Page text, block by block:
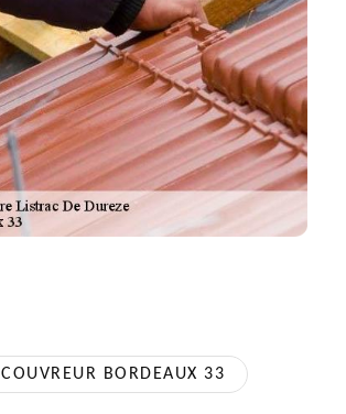
COUVREUR BORDEAUX 33